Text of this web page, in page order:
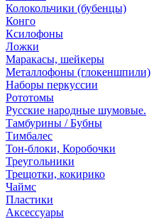
Колокольчики (бубенцы)
Конго
Ксилофоны
Ложки
Маракасы, шейкеры
Металлофоны (глокеншпили)
Наборы перкуссии
Рототомы
Русские народные шумовые.
Тамбурины / Бубны
Тимбалес
Тон-блоки, Коробочки
Треугольники
Трещотки, кокирико
Чаймс
Пластики
Аксессуары